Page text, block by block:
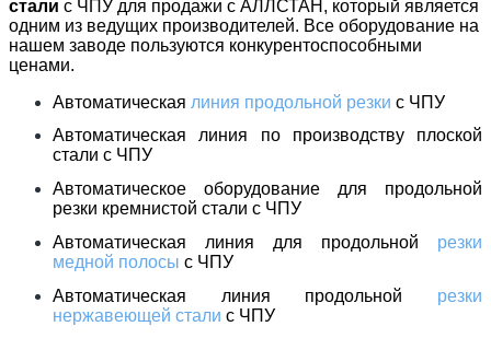
стали с ЧПУ для продажи с АЛЛСТАН, который является
одним из ведущих производителей. Все оборудование на
нашем заводе пользуются конкурентоспособными
ценами.
Автоматическая линия продольной резки с ЧПУ
Автоматическая линия по производству плоской
стали с ЧПУ
Автоматическое оборудование для продольной
резки кремнистой стали с ЧПУ
Автоматическая линия для продольной резки
медной полосы с ЧПУ
Автоматическая линия продольной резки
нержавеющей стали с ЧПУ